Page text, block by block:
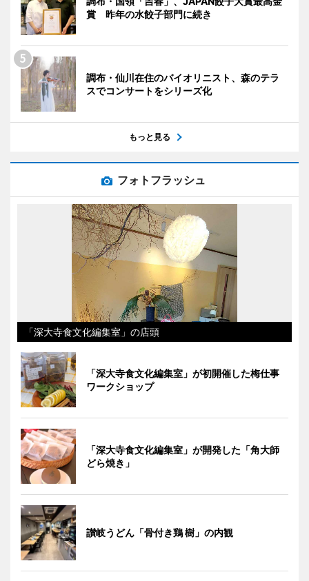
賞 昨年の水餃子部門に続き
調布・仙川在住のバイオリニスト、森のテラ
スでコンサートをシリーズ化
もっと見る
フォトフラッシュ
「深大寺食文化編集室」の店頭
「深大寺食文化編集室」が初開催した梅仕事
ワークショップ
「深大寺食文化編集室」が開発した「角大師
どら焼き」
讃岐うどん「骨付き鶏 樹」の内観